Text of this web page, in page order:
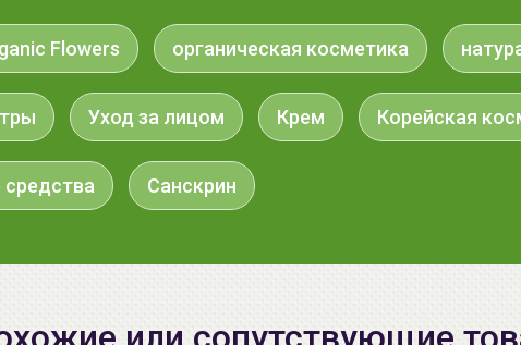
Flowers органическая косметика
Уход за лицом Крем Корейская
Санскрин